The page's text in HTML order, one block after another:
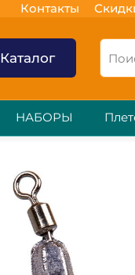
Контакты
Каталог
НАБОРЫ